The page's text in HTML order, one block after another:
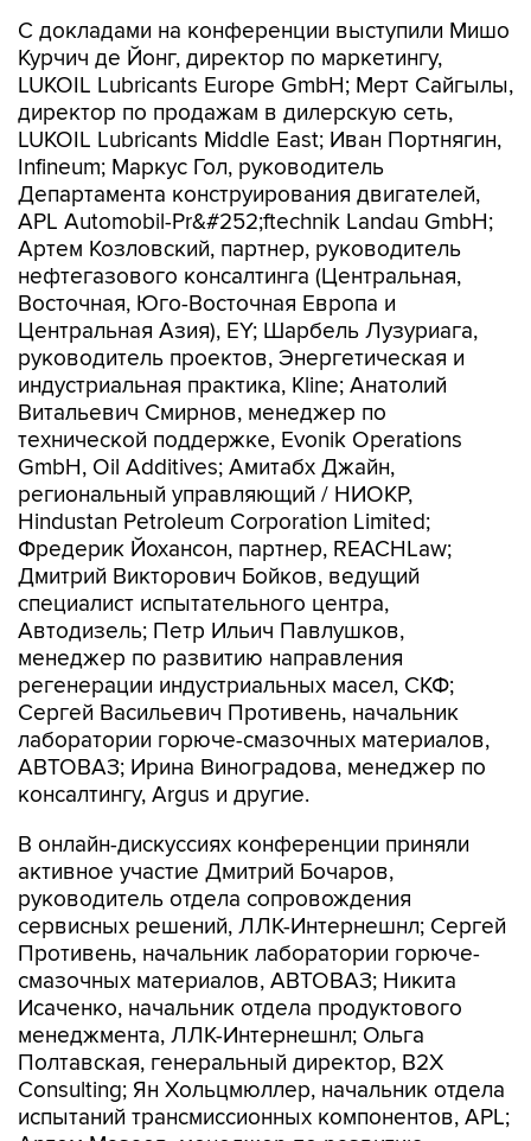
С докладами на конференции выступили Мишо
Курчич де Йонг, директор по маркетингу,
LUKOIL Lubricants Europe GmbH; Мерт Сайгылы,
директор по продажам в дилерскую сеть,
LUKOIL Lubricants Middle East; Иван Портнягин,
Infineum; Маркус Гол, руководитель
Департамента конструирования двигателей,
APL Automobil-Pr&#252;ftechnik Landau GmbH;
Артем Козловский, партнер, руководитель
нефтегазового консалтинга (Центральная,
Восточная, Юго-Восточная Европа и
Центральная Азия), EY; Шарбель Лузуриага,
руководитель проектов, Энергетическая и
индустриальная практика, Kline; Анатолий
Витальевич Смирнов, менеджер по
технической поддержке, Evonik Operations
GmbH, Oil Additives; Амитабх Джайн,
региональный управляющий / НИОКР,
Hindustan Petroleum Corporation Limited;
Фредерик Йохансон, партнер, REACHLaw;
Дмитрий Викторович Бойков, ведущий
специалист испытательного центра,
Автодизель; Петр Ильич Павлушков,
менеджер по развитию направления
регенерации индустриальных масел, СКФ;
Сергей Васильевич Противень, начальник
лаборатории горюче-смазочных материалов,
АВТОВАЗ; Ирина Виноградова, менеджер по
консалтингу, Argus и другие.
В онлайн-дискуссиях конференции приняли
активное участие Дмитрий Бочаров,
руководитель отдела сопровождения
сервисных решений, ЛЛК-Интернешнл; Сергей
Противень, начальник лаборатории горюче-
смазочных материалов, АВТОВАЗ; Никита
Исаченко, начальник отдела продуктового
менеджмента, ЛЛК-Интернешнл; Ольга
Полтавская, генеральный директор, B2X
Consulting; Ян Хольцмюллер, начальник отдела
испытаний трансмиссионных компонентов, APL;